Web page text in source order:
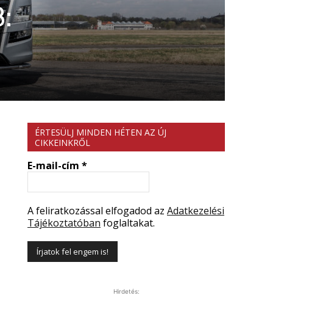
ÉRTESÜLJ MINDEN HÉTEN AZ ÚJ
CIKKEINKRŐL
E-mail-cím *
A feliratkozással elfogadod az Adatkezelési
Tájékoztatóban foglaltakat.
Hirdetés: